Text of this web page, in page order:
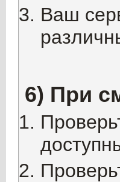
Ваш
6) При